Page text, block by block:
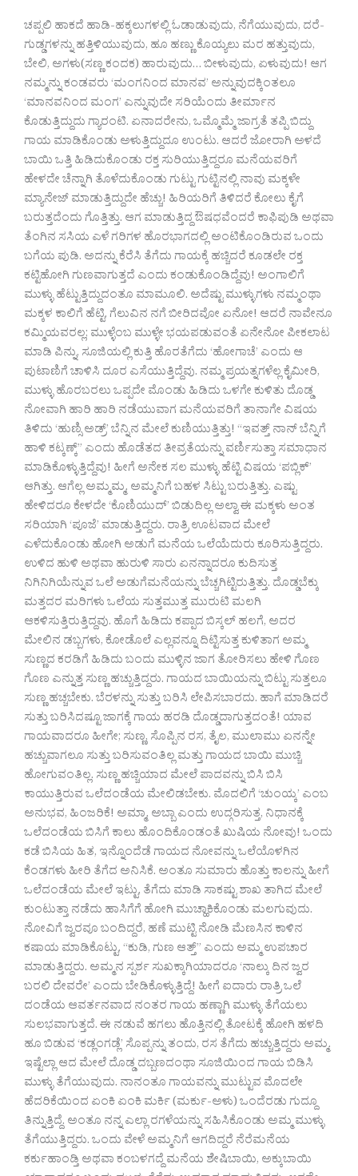
ಚಪ್ಪಲಿ ಹಾಕದೆ ಹಾಡಿ-ಹಕ್ಕಲುಗಳಲ್ಲಿ ಓಡಾಡುವುದು, ನೆಗೆಯುವುದು, ದರೆ-
ಗುಡ್ಡಗಳನ್ನು ಹತ್ತಿಳಿಯುವುದು, ಹೂ ಹಣ್ಣು ಕೊಯ್ಯಲು ಮರ ಹತ್ತುವುದು,
ಬೇಲಿ, ಅಗಳು(ಸಣ್ಣ ಕಂದಕ) ಹಾರುವುದು… ಬೀಳುವುದು, ಏಳುವುದು! ಆಗ
ನಮ್ಮನ್ನು ಕಂಡವರು ‘ಮಂಗನಿಂದ ಮಾನವ’ ಅನ್ನುವುದಕ್ಕಿಂತಲೂ
‘ಮಾನವನಿಂದ ಮಂಗ’ ಎನ್ನುವುದೇ ಸರಿಯೆಂದು ತೀರ್ಮಾನ
ಕೊಡುತ್ತಿದ್ದುದು ಗ್ಯಾರಂಟಿ. ಏನಾದರೇನು, ಒಮ್ಮೊಮ್ಮೆ ಜಾಗ್ರತೆ ತಪ್ಪಿ ಬಿದ್ದು
ಗಾಯ ಮಾಡಿಕೊಂಡು ಅಳುತ್ತಿದ್ದುದೂ ಉಂಟು. ಆದರೆ ಜೋರಾಗಿ ಅಳದೆ
ಬಾಯಿ ಒತ್ತಿ ಹಿಡಿದುಕೊಂಡು ರಕ್ತ ಸುರಿಯುತ್ತಿದ್ದರೂ ಮನೆಯವರಿಗೆ
ಹೇಳದೇ ಚೆನ್ನಾಗಿ ತೊಳೆದುಕೊಂಡು ಗುಟ್ಟು ಗುಟ್ಟಿನಲ್ಲಿ ನಾವು ಮಕ್ಕಳೇ
ಮ್ಯಾನೇಜ್ ಮಾಡುತ್ತಿದ್ದುದೇ ಹೆಚ್ಚು! ಹಿರಿಯರಿಗೆ ತಿಳಿದರೆ ಕೋಲು ಕೈಗೆ
ಬರುತ್ತದೆಂದು ಗೊತ್ತಿತ್ತು. ಆಗ ಮಾಡುತ್ತಿದ್ದ ಔಷಧವೆಂದರೆ ಕಾಫಿಪುಡಿ ಅಥವಾ
ತೆಂಗಿನ ಸಸಿಯ ಎಳೆ ಗರಿಗಳ ಹೊರಭಾಗದಲ್ಲಿ ಅಂಟಿಕೊಂಡಿರುವ ಒಂದು
ಬಗೆಯ ಪುಡಿ. ಅದನ್ನು ಕೆರೆಸಿ ತೆಗೆದು ಗಾಯಕ್ಕೆ ಹಚ್ಚಿದರೆ ಕೂಡಲೇ ರಕ್ತ
ಕಟ್ಟಿಹೋಗಿ ಗುಣವಾಗುತ್ತದೆ ಎಂದು ಕಂಡುಕೊಂಡಿದ್ದೆವು! ಅಂಗಾಲಿಗೆ
ಮುಳ್ಳು ಹೆಟ್ಟುತ್ತಿದ್ದುದಂತೂ ಮಾಮೂಲಿ. ಅದೆಷ್ಟು ಮುಳ್ಳುಗಳು ನಮ್ಮಂಥಾ
ಮಕ್ಕಳ ಕಾಲಿಗೆ ಹೆಟ್ಟಿ, ಗೆಲುವಿನ ನಗೆ ಬೀರಿದವೋ ಏನೋ! ಆದರೆ ನಾವೇನೂ
ಕಮ್ಮಿಯವರಲ್ಲ; ಮುಳ್ಳೆಂಬ ಮುಳ್ಳೇ ಭಯಪಡುವಂತೆ ಏನೇನೋ ಪೀಕಲಾಟ
ಮಾಡಿ ಪಿನ್ನು, ಸೂಜಿಯಲ್ಲಿ ಕುತ್ತಿ ಹೊರತೆಗೆದು ‘ಹೋಗಾಚೆ’ ಎಂದು ಆ
ಪುಟಾಣಿಗೆ ಚಾಳಿಸಿ ದೂರ ಎಸೆಯುತ್ತಿದ್ದೆವು. ನಮ್ಮ ಪ್ರಯತ್ನಗಳೆಲ್ಲ ಕೈಮೀರಿ,
ಮುಳ್ಳು ಹೊರಬರಲು ಒಪ್ಪದೇ ಮೊಂಡು ಹಿಡಿದು ಒಳಗೇ ಕುಳಿತು ದೊಡ್ಡ
ನೋವಾಗಿ ಹಾರಿ ಹಾರಿ ನಡೆಯುವಾಗ ಮನೆಯವರಿಗೆ ತಾನಾಗೇ ವಿಷಯ
ತಿಳಿದು ‘ಹುಣ್ಸಿ ಅಡ್ರ್’ ಬೆನ್ನಿನ ಮೇಲೆ ಕುಣಿಯುತ್ತಿತ್ತು! “ಇವತ್ತ್ ನಾನ್ ಬೆನ್ನಿಗೆ
ಹಾಳಿ ಕಟ್ಕಣ್ಕ್” ಎಂದು ಹೊಡೆತದ ತೀವ್ರತೆಯನ್ನು ವರ್ಣಿಸುತ್ತಾ ಸಮಾಧಾನ
ಮಾಡಿಕೊಳ್ಳುತ್ತಿದ್ದೆವು! ಹೀಗೆ ಅನೇಕ ಸಲ ಮುಳ್ಳು ಹೆಟ್ಟಿ ವಿಷಯ ‘ಪಬ್ಲಿಕ್’
ಆಗಿತ್ತು. ಆಗೆಲ್ಲ ಅಮ್ಮಮ್ಮ, ಅಮ್ಮನಿಗೆ ಬಹಳ ಸಿಟ್ಟು ಬರುತ್ತಿತ್ತು. ಎಷ್ಟು
ಹೇಳಿದರೂ ಕೇಳದೇ ‘ಕೊಣಿಯುದ್’ ಬಿಡುದಿಲ್ಲ ಅಲ್ವಾ ಈ ಮಕ್ಕಳು ಅಂತ
ಸರಿಯಾಗಿ ‘ಪೂಜೆ’ ಮಾಡುತ್ತಿದ್ದರು. ರಾತ್ರಿ ಊಟವಾದ ಮೇಲೆ
ಎಳೆದುಕೊಂಡು ಹೋಗಿ ಅಡುಗೆ ಮನೆಯ ಒಲೆಯೆದುರು ಕೂರಿಸುತ್ತಿದ್ದರು.
ಉಳಿದ ಹುಳಿ ಅಥವಾ ಹುರುಳಿ ಸಾರು ಏನನ್ನಾದರೂ ಕುದಿಸುತ್ತ
ನಿಗಿನಿಗಿಯೆನ್ನುವ ಒಲೆ ಅಡುಗೆಮನೆಯನ್ನು ಬೆಚ್ಚಗಿಟ್ಟಿರುತ್ತಿತ್ತು. ದೊಡ್ಡಬೆಕ್ಕು
ಮತ್ತದರ ಮರಿಗಳು ಒಲೆಯ ಸುತ್ತಮುತ್ತ ಮುರುಟಿ ಮಲಗಿ
ಆಕಳಿಸುತ್ತಿರುತ್ತಿದ್ದವು. ಹೊಗೆ ಹಿಡಿದು ಕಪ್ಪಾದ ಬಿಸ್ಕಲ್ ಹಲಗೆ, ಅದರ
ಮೇಲಿನ ಡಬ್ಬಗಳು, ಕೋಡೊಲೆ ಎಲ್ಲವನ್ನೂ ದಿಟ್ಟಿಸುತ್ತ ಕುಳಿತಾಗ ಅಮ್ಮ
ಸುಣ್ಣದ ಕರಡಿಗೆ ಹಿಡಿದು ಬಂದು ಮುಳ್ಳಿನ ಜಾಗ ತೋರಿಸಲು ಹೇಳಿ ಗೊಣ
ಗೊಣ ಎನ್ನುತ್ತ ಸುಣ್ಣ ಹಚ್ಚುತ್ತಿದ್ದರು. ಗಾಯದ ಬಾಯಿಯನ್ನು ಬಿಟ್ಟು ಸುತ್ತಲೂ
ಸುಣ್ಣ ಹಚ್ಚಬೇಕು. ಬೆರಳನ್ನು ಸುತ್ತು ಬರಿಸಿ ಲೇಪಿಸಬಾರದು. ಹಾಗೆ ಮಾಡಿದರೆ
ಸುತ್ತು ಬರಿಸಿದಷ್ಟೂ ಜಾಗಕ್ಕೆ ಗಾಯ ಹರಡಿ ದೊಡ್ಡದಾಗುತ್ತದಂತೆ! ಯಾವ
ಗಾಯವಾದರೂ ಹೀಗೇ; ಸುಣ್ಣ, ಸೊಪ್ಪಿನ ರಸ, ತೈಲ, ಮುಲಾಮು ಏನನ್ನೇ
ಹಚ್ಚುವಾಗಲೂ ಸುತ್ತು ಬರಿಸುವಂತಿಲ್ಲ ಮತ್ತು ಗಾಯದ ಬಾಯಿ ಮುಚ್ಚಿ
ಹೋಗುವಂತಿಲ್ಲ. ಸುಣ್ಣ ಹಚ್ಚಿಯಾದ ಮೇಲೆ ಪಾದವನ್ನು ಬಿಸಿ ಬಿಸಿ
ಕಾಯುತ್ತಿರುವ ಒಲೆದಂಡೆಯ ಮೇಲಿಡಬೇಕು. ಮೊದಲಿಗೆ ‘ಚುಂಯ್ಕ’ ಎಂಬ
ಅನುಭವ, ಹಿಂಜರಿಕೆ! ಅಮ್ಮಾ, ಅಬ್ಬಾ ಎಂದು ಉದ್ಗರಿಸುತ್ತ, ನಿಧಾನಕ್ಕೆ
ಒಲೆದಂಡೆಯ ಬಿಸಿಗೆ ಕಾಲು ಹೊಂದಿಕೊಂಡಂತೆ ಖುಷಿಯ ನೋವು! ಒಂದು
ಕಡೆ ಬಿಸಿಯ ಹಿತ, ಇನ್ನೊಂದೆಡೆ ಗಾಯದ ನೋವನ್ನು ಒಲೆಯೊಳಗಿನ
ಕೆಂಡಗಳು ಹೀರಿ ತೆಗೆದ ಅನಿಸಿಕೆ. ಅಂತೂ ಸುಮಾರು ಹೊತ್ತು ಕಾಲನ್ನು ಹೀಗೆ
ಒಲೆದಂಡೆಯ ಮೇಲೆ ಇಟ್ಟು, ತೆಗೆದು ಮಾಡಿ ಸಾಕಷ್ಟು ಶಾಖ ತಾಗಿದ ಮೇಲೆ
ಕುಂಟುತ್ತಾ ನಡೆದು ಹಾಸಿಗೆಗೆ ಹೋಗಿ ಮುಚ್ಹಾಕಿಕೊಂಡು ಮಲಗುವುದು.
ನೋವಿಗೆ ಜ್ವರವೂ ಬಂದಿದ್ದರೆ, ಹಣೆ ಮುಟ್ಟಿ ನೋಡಿ ಮೆಣಸಿನ ಕಾಳಿನ
ಕಷಾಯ ಮಾಡಿಕೊಟ್ಟು, “ಕುಡಿ, ಗುಣ ಆತ್ತ್” ಎಂದು ಅಮ್ಮ ಉಪಚಾರ
ಮಾಡುತ್ತಿದ್ದರು. ಅಮ್ಮನ ಸ್ಪರ್ಶ ಸುಖಕ್ಕಾಗಿಯಾದರೂ ‘ನಾಲ್ಕು ದಿನ ಜ್ವರ
ಬರಲಿ ದೇವರೇ’ ಎಂದು ಬೇಡಿಕೊಳ್ಳುತ್ತಿದ್ದೆ! ಹೀಗೆ ಐದಾರು ರಾತ್ರಿ ಒಲೆ
ದಂಡೆಯ ಆವರ್ತನವಾದ ನಂತರ ಗಾಯ ಹಣ್ಣಾಗಿ ಮುಳ್ಳು ತೆಗೆಯಲು
ಸುಲಭವಾಗುತ್ತದೆ. ಈ ನಡುವೆ ಹಗಲು ಹೊತ್ತಿನಲ್ಲಿ ತೋಟಕ್ಕೆ ಹೋಗಿ ಹಳದಿ
ಹೂ ಬಿಡುವ ‘ಕಡ್ಲಂಗಡ್ಲೆ’ ಸೊಪ್ಪನ್ನು ತಂದು, ರಸ ತೆಗೆದು ಹಚ್ಚುತ್ತಿದ್ದರು ಅಮ್ಮ.
ಇಷ್ಟೆಲ್ಲಾ ಆದ ಮೇಲೆ ದೊಡ್ಡ ದಬ್ಬಣದಂಥಾ ಸೂಜಿಯಿಂದ ಗಾಯ ಬಿಡಿಸಿ
ಮುಳ್ಳು ತೆಗೆಯುವುದು. ನಾನಂತೂ ಗಾಯವನ್ನು ಮುಟ್ಟುವ ಮೊದಲೇ
ಹೆದರಿಕೆಯಿಂದ ಏಂಕಿ ಏಂಕಿ ಮರ್ಕಿ (ಮರ್ಕು-ಅಳು) ಒಂದೆರಡು ಗುದ್ದೂ
ತಿನ್ನುತ್ತಿದ್ದೆ. ಅಂತೂ ನನ್ನ ಎಲ್ಲಾ ರಗಳೆಯನ್ನು ಸಹಿಸಿಕೊಂಡು ಅಮ್ಮ ಮುಳ್ಳು
ತೆಗೆಯುತ್ತಿದ್ದರು. ಒಂದು ವೇಳೆ ಅಮ್ಮನಿಗೆ ಆಗದಿದ್ದರೆ ನೆರೆಮನೆಯ
ಕರ್ಕುಹಾಂಡ್ತಿ ಅಥವಾ ಕಂಬಳಗದ್ದೆ ಮನೆಯ ಶೇಷಿಬಾಯಿ, ಅಕ್ಕುಬಾಯಿ